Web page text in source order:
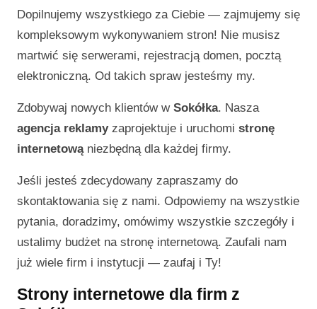
Dopilnujemy wszystkiego za Ciebie — zajmujemy się
kompleksowym wykonywaniem stron! Nie musisz
martwić się serwerami, rejestracją domen, pocztą
elektroniczną. Od takich spraw jesteśmy my.
Zdobywaj nowych klientów w Sokółka. Nasza
agencja reklamyzaprojektuje i uruchomi stronę
internetowąniezbędną dla każdej firmy.
Jeśli jesteś zdecydowany zapraszamy do
skontaktowania się z nami. Odpowiemy na wszystkie
pytania, doradzimy, omówimy wszystkie szczegóły i
ustalimy budżet na stronę internetową. Zaufali nam
już wiele firm i instytucji — zaufaj i Ty!
Strony internetowe dla firm z